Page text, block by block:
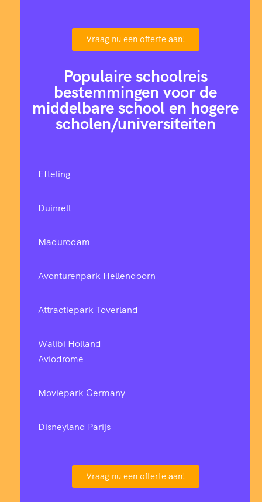
Vraag nu een offerte aan!
Populaire schoolreis
bestemmingen voor de
middelbare school en hogere
scholen/universiteiten
Efteling
Duinrell
Madurodam
Avonturenpark Hellendoorn
Attractiepark Toverland
Walibi Holland
Aviodrome
Moviepark Germany
Disneyland Parijs
Vraag nu een offerte aan!